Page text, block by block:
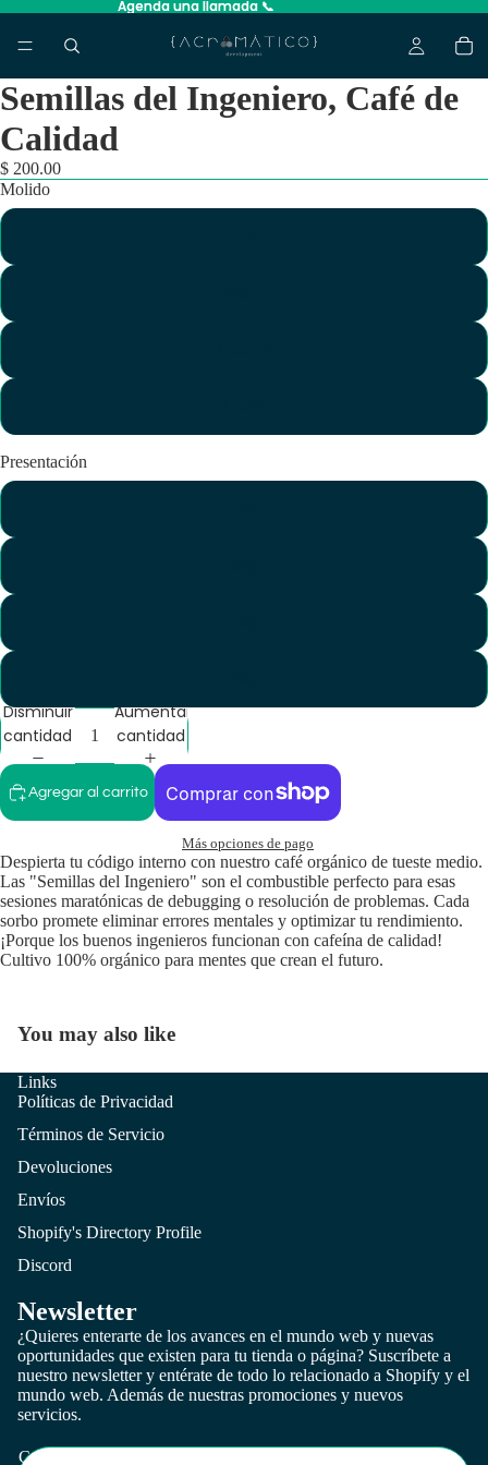
Agenda una llamada 📞
Agenda una llamada 📞
Semillas del Ingeniero, Café de
Calidad
$ 200.00
Molido
Presentación
Disminuir
cantidad
Aumentar
cantidad
Agregar al carrito
Más opciones de pago
Despierta tu código interno con nuestro café orgánico de tueste medio.
Las "Semillas del Ingeniero" son el combustible perfecto para esas
sesiones maratónicas de debugging o resolución de problemas. Cada
sorbo promete eliminar errores mentales y optimizar tu rendimiento.
¡Porque los buenos ingenieros funcionan con cafeína de calidad!
Cultivo 100% orgánico para mentes que crean el futuro.
You may also like
Links
Políticas de Privacidad
Términos de Servicio
Devoluciones
Envíos
Shopify's Directory Profile
Discord
Newsletter
¿Quieres enterarte de los avances en el mundo web y nuevas
oportunidades que existen para tu tienda o página? Suscríbete a
nuestro newsletter y entérate de todo lo relacionado a Shopify y el
mundo web. Además de nuestras promociones y nuevos
servicios.
Correo electrónico